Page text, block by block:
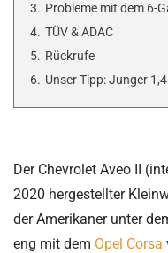
3. Probleme mit dem 6-
4. TÜV & ADAC
5. Rückrufe
6. Unser Tipp: Junger
Der Chevrolet Aveo II
2020 hergestellter
der Amerikaner unter
eng mit dem Opel Corsa